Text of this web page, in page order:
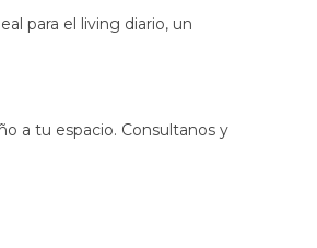
para el living diario, un
a tu espacio. Consultanos y